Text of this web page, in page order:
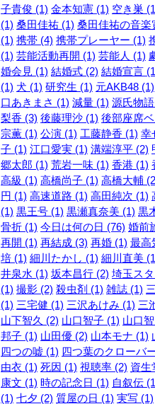
子貴俊 (1) 金本知憲 (1) 空き巣
(1) 桑田佳祐 (1) 桑田佳祐の音楽
(1) 携帯 (4) 携帯プレーヤー (1)
(1) 芸能活動再開 (1) 芸能人 (1)
婚会見 (1) 結婚式 (2) 結婚宣言
(1) 犬 (1) 研究生 (1) 元AKB48 (1)
口あきまさ (1) 減量 (1) 源氏物
梨香 (3) 後藤理沙 (1) 後部座席
宗薫 (1) 公演 (1) 工藤静香 (1) 幸
子 (1) 江口愛実 (1) 溝端淳平 (2)
郷太郎 (1) 荒岩一味 (1) 香港 (1)
高級 (1) 高橋尚子 (1) 高橋大輔
円 (1) 高速道路 (1) 高田純次 (1)
(1) 黒王号 (1) 黒瀬真奈美 (1) 黒
骨折 (1) 今日は何の日 (76) 婚前
再開 (1) 再結成 (3) 再婚 (1) 最高
培 (1) 細川たかし (1) 細川直美
井泉水 (1) 坂本昌行 (2) 埼玉ス
(1) 撮影 (2) 殺虫剤 (1) 雑誌 (1)
(1) 三宅健 (1) 三沢あけみ (1) 三
山下智久 (2) 山口智子 (1) 山口
邦子 (1) 山田優 (2) 山本モナ (1)
四つの嘘 (1) 四つ葉のクローバ
由衣 (1) 死因 (1) 視聴率 (2) 資生
康文 (1) 時の記念日 (1) 自叙伝
(1) 七夕 (2) 質屋の日 (1) 実写 (1)